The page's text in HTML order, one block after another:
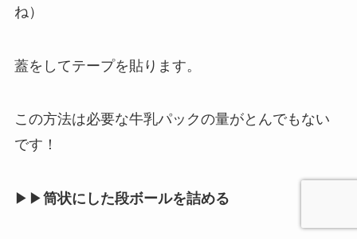
ね）
蓋をしてテープを貼ります。
この方法は必要な牛乳パックの量がとんでもない
です！
▶▶筒状にした段ボールを詰める